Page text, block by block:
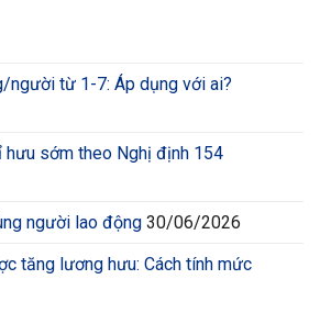
người từ 1-7: Áp dụng với ai?
sớm theo Nghị định 154
người lao động 30/06/2026
tăng lương hưu: Cách tính mức